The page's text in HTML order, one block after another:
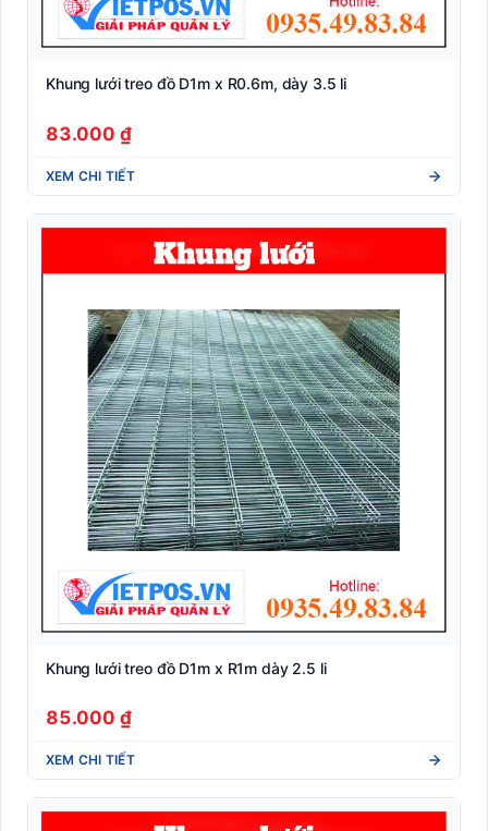
Khung lưới treo đồ D1m x R0.6m, dày 3.5 li
83.000 ₫
XEM CHI TIẾT
Khung lưới treo đồ D1m x R1m dày 2.5 li
85.000 ₫
XEM CHI TIẾT